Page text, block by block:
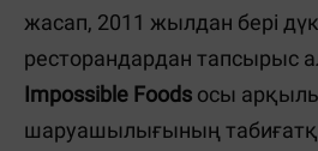
жасап, 2011 жылдан бері
ресторандардан тапсырыс
Impossible Foods осы
шаруашылығының табиғатқа